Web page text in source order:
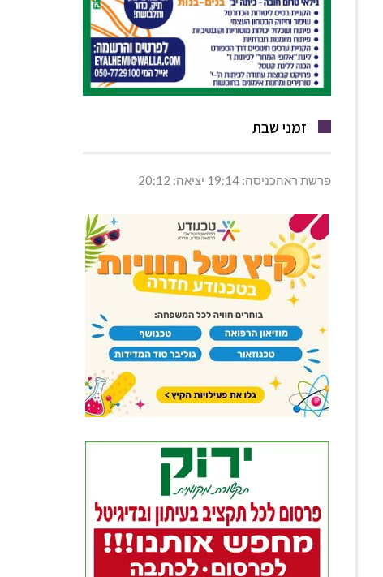
זמני שבת
פרשת ראהכניסה: 19:14 יציאה: 20:12